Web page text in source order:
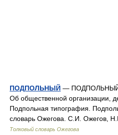
ПОДПОЛЬНЫЙ — ПОДПОЛЬНЫЙ,
Об общественной организации,
Подпольная типография.
словарь Ожегова. С.И. Ожегов,
Толковый словарь Ожегова